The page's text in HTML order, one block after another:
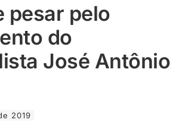
pesar pelo
do
José Antônio
2019